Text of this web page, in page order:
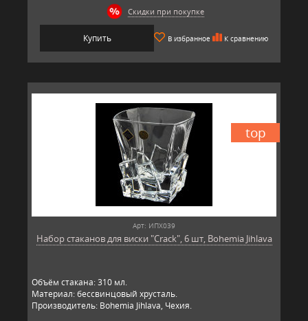
Скидки при покупке
Купить В избранное К сравнению
top
Арт: ИПХ039
Набор стаканов для виски "Crack", 6 шт, Bohemia Jihlava
Объём стакана: 310 мл.
Материал: бессвинцовый хрусталь.
Производитель: Bohemia Jihlava, Чехия.